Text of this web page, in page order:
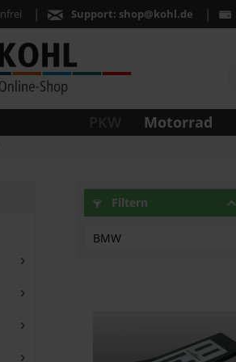
Support: shop@kohl.de
Motorrad
Filtern
BMW